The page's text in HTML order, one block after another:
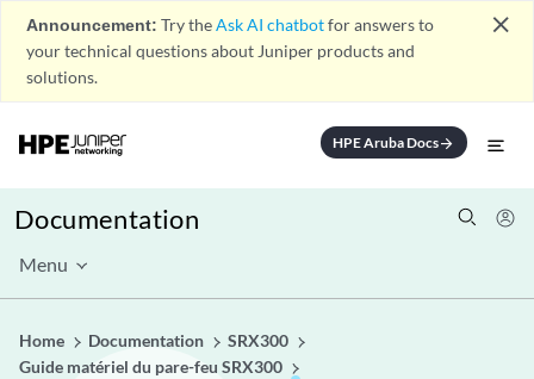
Announcement: Try theAsk AI chatbotfor answers to
your technical questions about Juniper products and
solutions.
close
HPE Aruba Docsarrow_forward
Documentation
Menu
Home Documentation
SRX300
Guide matériel du pare-feu SRX300